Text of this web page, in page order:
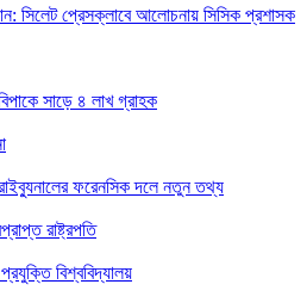
সিলেট প্রেসক্লাবে আলোচনায় সিসিক প্রশাসক
সাড়ে ৪ লাখ গ্রাহক
ফরেনসিক দলে নতুন তথ্য
রাষ্ট্রপতি
বিশ্ববিদ্যালয়